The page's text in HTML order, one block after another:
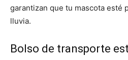
garantizan que tu mascota esté
lluvia.
Bolso de transporte